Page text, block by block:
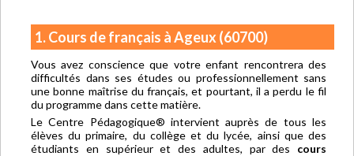
1. Cours de français à Ageux (60700)
Vous avez conscience que votre enfant rencontrera des
difficultés dans ses études ou professionnellement sans
une bonne maîtrise du français, et pourtant, il a perdu le fil
du programme dans cette matière.
Le Centre Pédagogique® intervient auprès de tous les
élèves du primaire, du collège et du lycée, ainsi que des
étudiants en supérieur et des adultes, par des cours